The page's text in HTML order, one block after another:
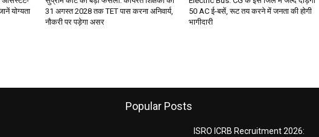
योग्यता
31 अगस्त 2028 तक TET पास करना अनिवार्य,
नौकरी पर पड़ेगा असर
50 AC ई-बसें, रूट तय करने में जनता की होगी
भागीदारी
Popular Posts
ISRO ICRB Recruitment 2026: